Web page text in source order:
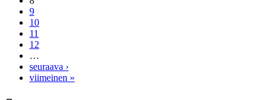
9
10
11
12
…
seuraava ›
viimeinen »